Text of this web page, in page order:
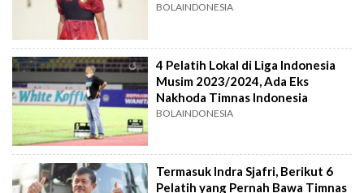
BOLAINDONESIA
4 Pelatih Lokal di Liga Indonesia
Musim 2023/2024, Ada Eks
Nakhoda Timnas Indonesia
BOLAINDONESIA
Termasuk Indra Sjafri, Berikut 6
Pelatih yang Pernah Bawa Timnas